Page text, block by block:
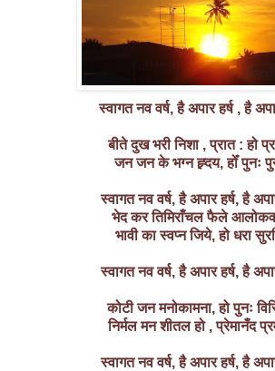
स्वागत नववर्ष, है अपार हर्ष , है
बीतेदुख भरी निशा , प्रात : हो
जनजन केभग्नह्र्दय, होँ पुनः
स्वागत नववर्ष, है अपार हर्ष, है
भेद कर तिमिराँचल फैले
भावी का स्वप्न जिये, हो धरा
स्वागत नव वर्ष, है अपार हर्ष, है
कोटी जन मनोकामना, हो पुनः
निर्मल मन शीतल हो , प्रेमानँद
स्वागत नव वर्ष, है अपार हर्ष, है